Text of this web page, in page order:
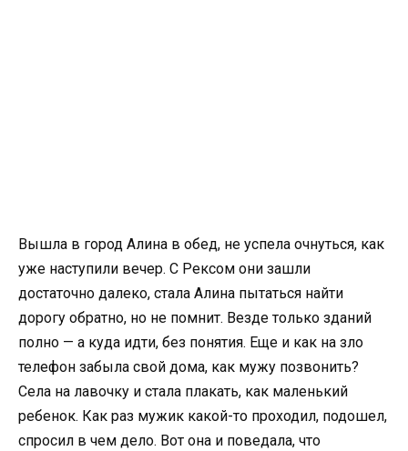
Вышла в город Алина в обед, не успела очнуться, как
уже наступили вечер. С Рексом они зашли
достаточно далеко, стала Алина пытаться найти
дорогу обратно, но не помнит. Везде только зданий
полно — а куда идти, без понятия. Еще и как на зло
телефон забыла свой дома, как мужу позвонить?
Села на лавочку и стала плакать, как маленький
ребенок. Как раз мужик какой-то проходил, подошел,
спросил в чем дело. Вот она и поведала, что